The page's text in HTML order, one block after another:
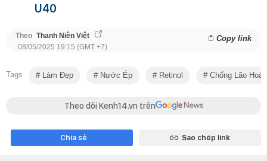
U40
Theo Thanh Niên Việt Copy link
08/05/2025 19:15 (GMT +7)
Tags Làm Đẹp Nước Ép Retinol Chống Lão Hoá
Theo dõi Kenh14.vn trên
Chia sẻ Sao chép link